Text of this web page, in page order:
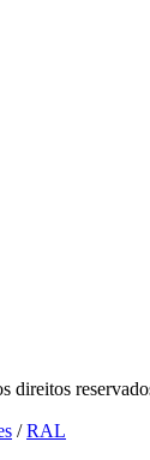
/RAL